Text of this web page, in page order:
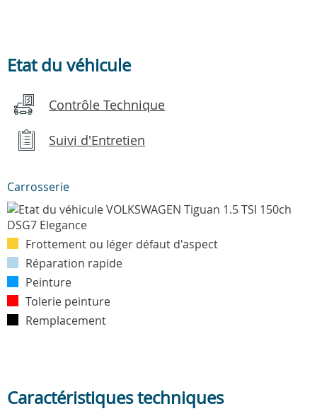
Etat du véhicule
Contrôle Technique
Suivi d'Entretien
Carrosserie
Frottement ou léger défaut d'aspect
Réparation rapide
Peinture
Tolerie peinture
Remplacement
Caractéristiques techniques